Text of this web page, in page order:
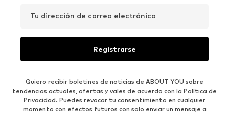
Tu dirección de correo electrónico
Registrarse
Quiero recibir boletines de noticias de ABOUT YOU sobre
tendencias actuales, ofertas y vales de acuerdo con la Política de
Privacidad. Puedes revocar tu consentimiento en cualquier
momento con efectos futuros con solo enviar un mensaje a